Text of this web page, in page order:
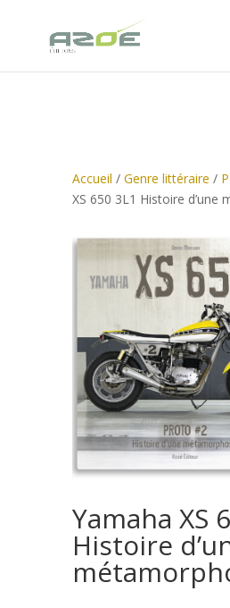
Accueil / Genre littéraire /
XS 650 3L1 Histoire d’une
Yamaha XS
Histoire